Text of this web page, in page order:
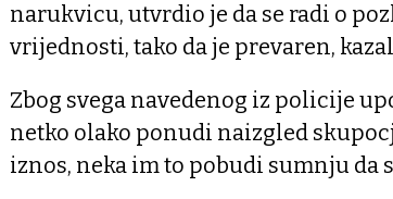
narukvicu, utvrdio je da se radi o
vrijednosti, tako da je prevaren,
Zbog svega navedenog iz policije
netko olako ponudi naizgled
iznos, neka im to pobudi sumnju da